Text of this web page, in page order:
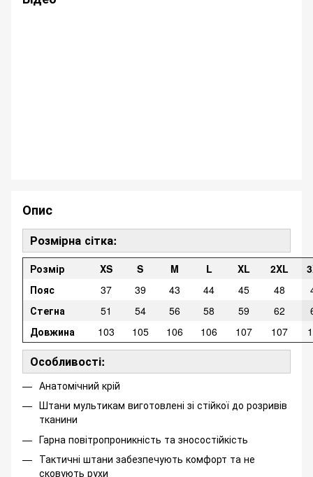
Опис
Розмірна сітка:
Розмір XS S M L XL 2XL
Пояс
37 39 43 44 45 48
Стегна
51 54 56 58 59 62
Довжина
103 105 106 106 107 107
Особливості:
Анатомічний крій
Штани мультикам виготовлені зі стійкої до розривів
тканини
Гарна повітропроникність та зносостійкість
Тактичні штани забезпечують комфорт та не
сковують рухи